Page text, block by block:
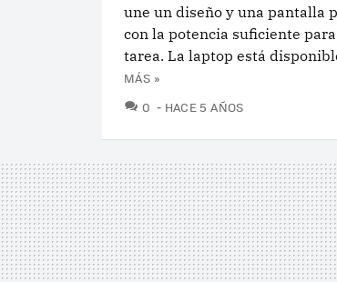
une un diseño y una pantalla
con la potencia suficiente
tarea. La laptop está
MÁS »
0 COMENTARIOS
HACE 5 AÑOS